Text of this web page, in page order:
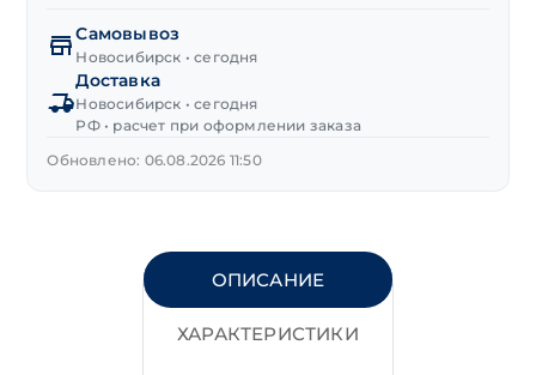
метал.
10х60 мм
Самовывоз
Новосибирск • сегодня
Доставка
Новосибирск • сегодня
РФ • расчет при оформлении заказа
Обновлено: 06.08.2026 11:50
ОПИСАНИЕ
ХАРАКТЕРИСТИКИ